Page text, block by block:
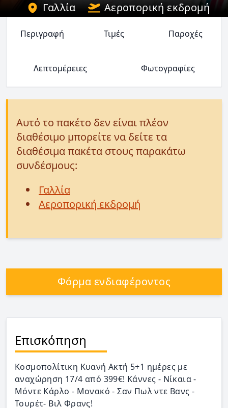
Γαλλία Αεροπορική εκδρομή
Περιγραφή Τιμές Παροχές
Λεπτομέρειες Φωτογραφίες
Αυτό το πακέτο δεν είναι πλέον
διαθέσιμο μπορείτε να δείτε τα
διαθέσιμα πακέτα στους παρακάτω
συνδέσμους:
Γαλλία
Αεροπορική εκδρομή
Φόρμα ενδιαφέροντος
Επισκόπηση
Κοσμοπολίτικη Κυανή Ακτή 5+1 ημέρες με
αναχώρηση 17/4 από 399€! Κάννες - Νίκαια -
Μόντε Κάρλο - Μονακό - Σαν Πωλ ντε Βανς -
Τουρέτ- Βιλ Φρανς!